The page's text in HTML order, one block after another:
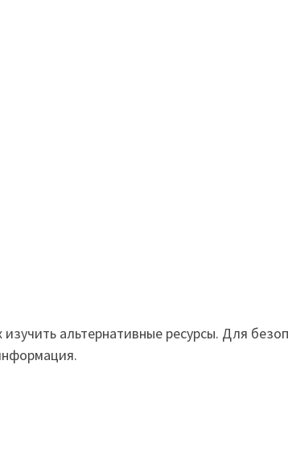
альтернативные ресурсы. Для